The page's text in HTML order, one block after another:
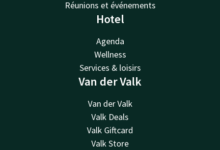
Réunions et événements
Hotel
Agenda
Wellness
Services & loisirs
Van der Valk
Van der Valk
Valk Deals
Valk Giftcard
Valk Store